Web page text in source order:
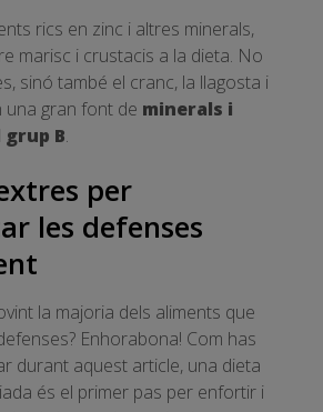
rics en zinc i altres minerals,
marisc i crustacis a la dieta. No
sinó també el cranc, la llagosta i
una gran font de minerals i
B.
per
les defenses
la majoria dels aliments que
Enhorabona! Com has
durant aquest article, una dieta
és el primer pas per enfortir i